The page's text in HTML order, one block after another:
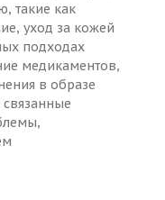
такие как
уход за кожей
подходах
медикаментов,
в образе